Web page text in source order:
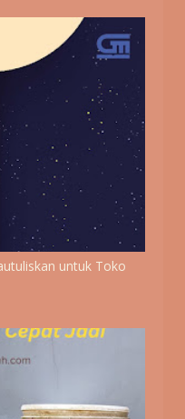
untuk Toko